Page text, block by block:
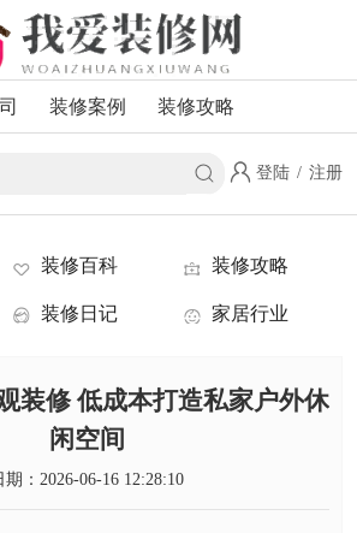
装修案例 装修攻略
登陆 / 注册
装修百科 装修攻略
装修日记 家居行业
装修 低成本打造私家户外休
闲空间
期：2026-06-16 12:28:10